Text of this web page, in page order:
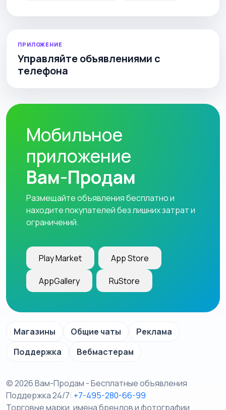
ПРИЛОЖЕНИЕ
Управляйте объявлениями с
телефона
Мобильное
приложение
Вам-Продам
Размещайте объявления бесплатно и
находите покупателей без лишних затрат и
ограничений.
Play Market App Store
AppGallery RuStore
Магазины Общие чаты
Реклама
Поддержка
Вебмастерам
© 2026 Вам-Продам - Бесплатные объявления
Поддержка 24/7: +7-495-280-66-99
Торговые марки, имена брендов и фотографии